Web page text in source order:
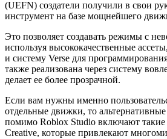
(UEFN) создатели получили в свои
инструмент на базе мощнейшего
Это позволяет создавать режимы с
используя высококачественные
и систему Verse для
также реализована через систему
делает ее более прозрачной.
Если вам нужны именно
отдельные движки, то
помимо Roblox Studio включают такие
Creative, которые привлекают